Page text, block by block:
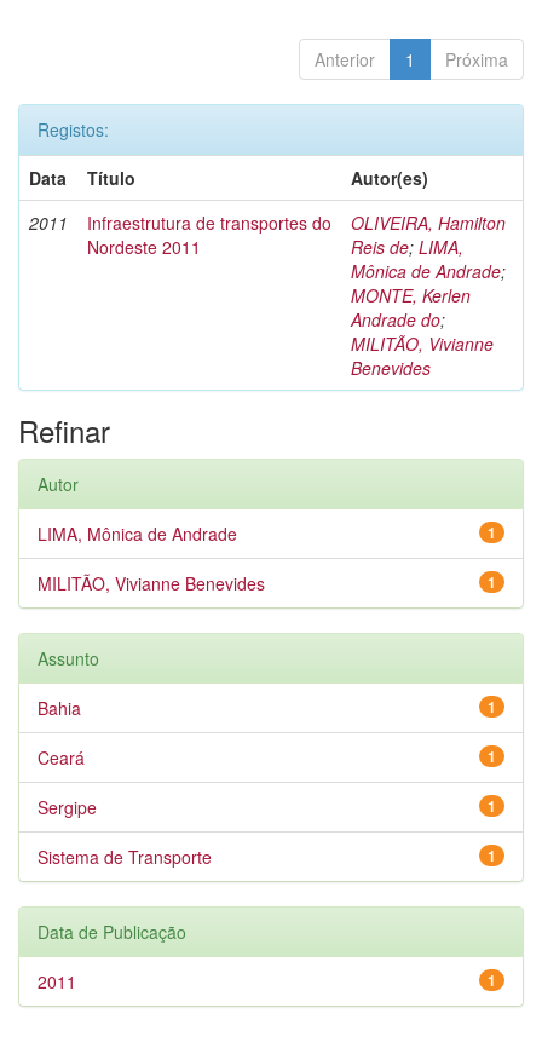
Anterior 1 Próxima
Registos:
Data
Título
Autor(es)
2011
Infraestrutura de transportes do
Nordeste 2011
OLIVEIRA, Hamilton
Reis de; LIMA,
Mônica de Andrade;
MONTE, Kerlen
Andrade do;
MILITÃO, Vivianne
Benevides
Refinar
Autor
1
LIMA, Mônica de Andrade
1
MILITÃO, Vivianne Benevides
Assunto
1
Bahia
1
Ceará
1
Sergipe
1
Sistema de Transporte
Data de Publicação
1
2011